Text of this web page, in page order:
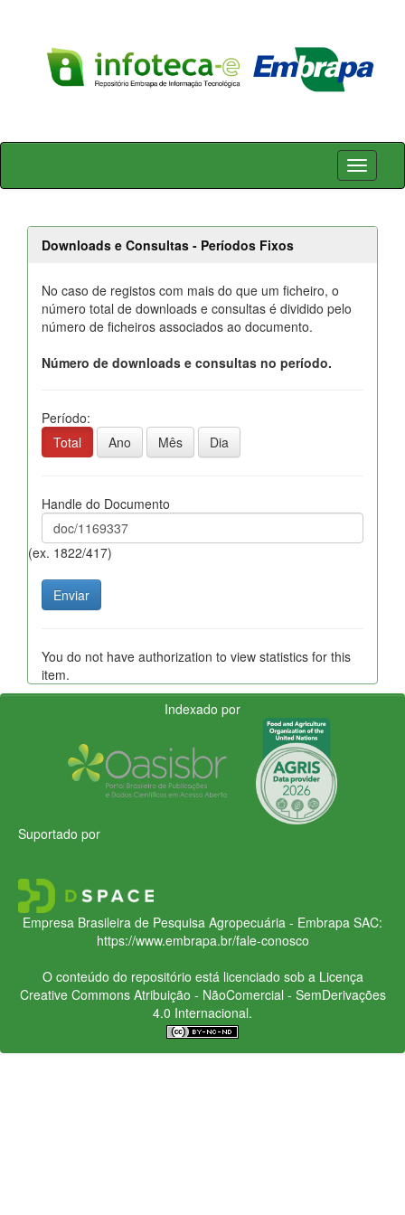
Skip
Downloads e Consultas - Períodos Fixos
No caso de registos com mais do que um ficheiro, o
número total de downloads e consultas é dividido pelo
número de ficheiros associados ao documento.
Número de downloads e consultas no período.
Período:
Total
Ano Mês Dia
Handle do Documento
(ex. 1822/417)
You do not have authorization to view statistics for this
item.
Indexado por
Suportado por
Empresa Brasileira de Pesquisa Agropecuária - Embrapa SAC:
https://www.embrapa.br/fale-conosco
O conteúdo do repositório está licenciado sob a Licença
Creative CommonsAtribuição - NãoComercial - SemDerivações
4.0 Internacional.